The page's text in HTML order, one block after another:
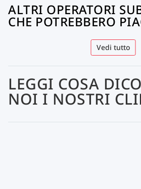
ALTRI OPERATORI
CHE POTREBBERO
Vedi tutto
LEGGI COSA
NOI I NOSTRI